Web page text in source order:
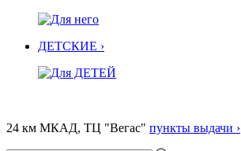
ДЕТСКИЕ ›
24 км МКАД, ТЦ "Вегас" пункты выдачи ›